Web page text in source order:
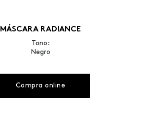
MÁSCARA RADIANCE
Tono:
Negro
Compra online